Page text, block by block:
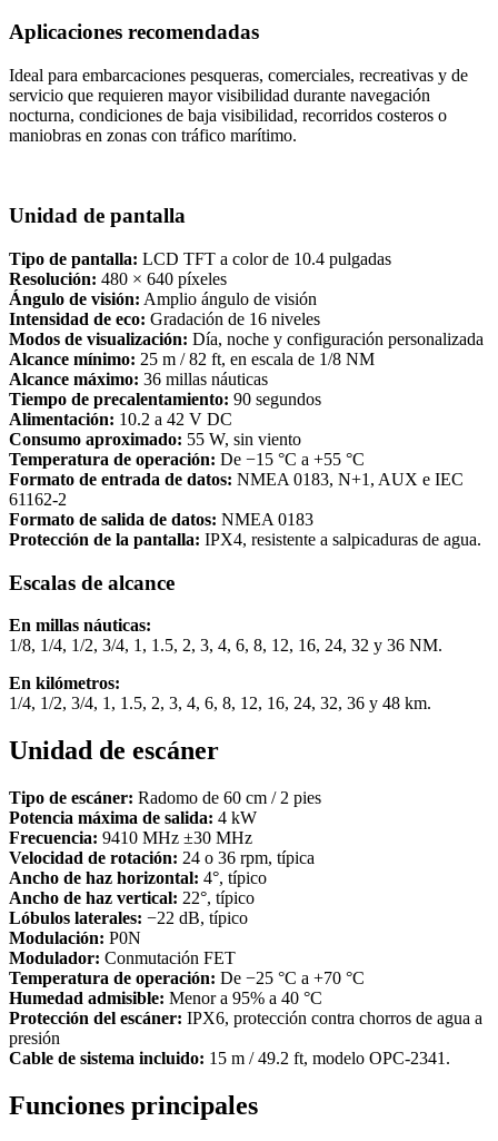
Aplicaciones recomendadas
Ideal para embarcaciones pesqueras, comerciales, recreativas y de
servicio que requieren mayor visibilidad durante navegación
nocturna, condiciones de baja visibilidad, recorridos costeros o
maniobras en zonas con tráfico marítimo.
Unidad de pantalla
Tipo de pantalla: LCD TFT a color de 10.4 pulgadas
Resolución: 480 × 640 píxeles
Ángulo de visión: Amplio ángulo de visión
Intensidad de eco: Gradación de 16 niveles
Modos de visualización: Día, noche y configuración personalizada
Alcance mínimo: 25 m / 82 ft, en escala de 1/8 NM
Alcance máximo: 36 millas náuticas
Tiempo de precalentamiento: 90 segundos
Alimentación: 10.2 a 42 V DC
Consumo aproximado: 55 W, sin viento
Temperatura de operación: De −15 °C a +55 °C
Formato de entrada de datos: NMEA 0183, N+1, AUX e IEC
61162-2
Formato de salida de datos: NMEA 0183
Protección de la pantalla: IPX4, resistente a salpicaduras de agua.
Escalas de alcance
En millas náuticas:
1/8, 1/4, 1/2, 3/4, 1, 1.5, 2, 3, 4, 6, 8, 12, 16, 24, 32 y 36 NM.
En kilómetros:
1/4, 1/2, 3/4, 1, 1.5, 2, 3, 4, 6, 8, 12, 16, 24, 32, 36 y 48 km.
Unidad de escáner
Tipo de escáner: Radomo de 60 cm / 2 pies
Potencia máxima de salida: 4 kW
Frecuencia: 9410 MHz ±30 MHz
Velocidad de rotación: 24 o 36 rpm, típica
Ancho de haz horizontal: 4°, típico
Ancho de haz vertical: 22°, típico
Lóbulos laterales: −22 dB, típico
Modulación: P0N
Modulador: Conmutación FET
Temperatura de operación: De −25 °C a +70 °C
Humedad admisible: Menor a 95% a 40 °C
Protección del escáner: IPX6, protección contra chorros de agua a
presión
Cable de sistema incluido: 15 m / 49.2 ft, modelo OPC-2341.
Funciones principales